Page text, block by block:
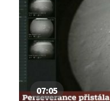
na povrchu Marsu vyplní Daniel Stach z vědecké
redakce ČT
Brožem a Janem
a planetária.
07:05